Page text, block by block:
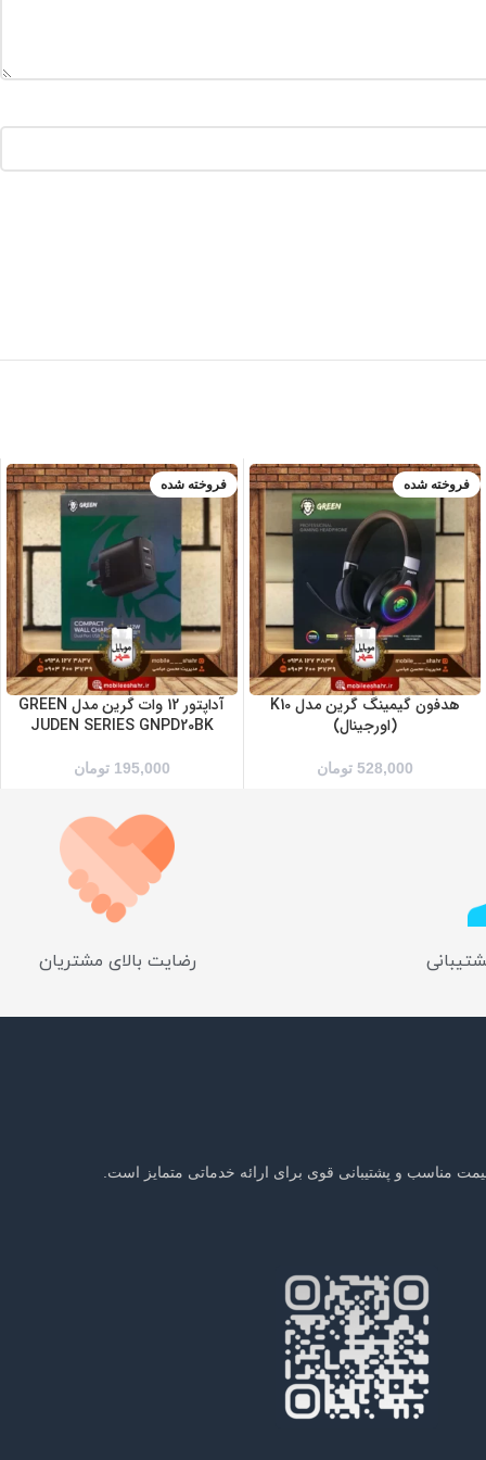
فروخته شده
هدفون گیمینگ گرین مدل K10
(اورجینال)
528,000 تومان
فروخته شده
آداپتور 12 وات گرین مدل GREEN
JUDEN SERIES GNPD20BK
195,000 تومان
رضایت بالای مشتریان
مناسب و پشتیبانی قوی برای ارائه خدماتی متمایز است.